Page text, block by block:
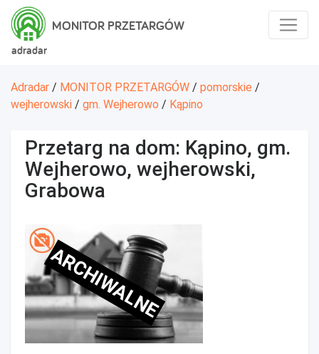
adradar
MONITOR PRZETARGÓW
Adradar / MONITOR PRZETARGÓW / pomorskie /
wejherowski / gm. Wejherowo / Kąpino
Przetarg na dom: Kąpino, gm.
Wejherowo, wejherowski,
Grabowa
ARCHIWALNE